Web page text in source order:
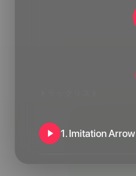
1. Imitation Arrow